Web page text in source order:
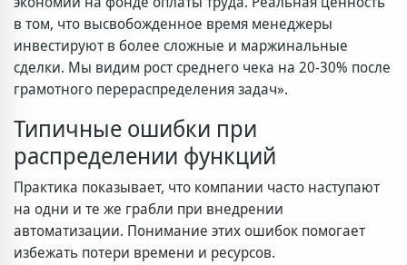
в том, что высвобожденное время менеджеры
инвестируют в более сложные и маржинальные
сделки. Мы видим рост среднего чека на 20-30% после
грамотного перераспределения задач».
Типичные ошибки при
распределении функций
Практика показывает, что компании часто наступают
на одни и те же грабли при внедрении
автоматизации. Понимание этих ошибок помогает
избежать потери времени и ресурсов.